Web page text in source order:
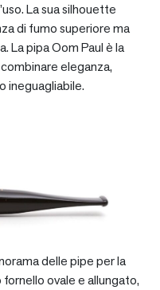
La sua silhouette
di fumo superiore ma
La pipa Oom Paul è la
eleganza,
ineguagliabile.
delle pipe per la
fornello ovale e allungato,